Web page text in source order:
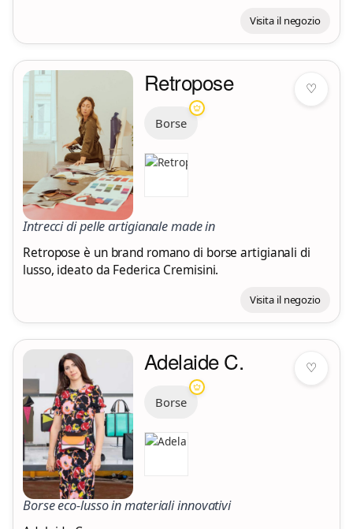
Visita il negozio
♡
Retropose
Borse
Intrecci di pelle artigianale made in
Retropose è un brand romano di borse artigianali di
lusso, ideato da Federica Cremisini.
Visita il negozio
♡
Adelaide C.
Borse
Borse eco-lusso in materiali innovativi